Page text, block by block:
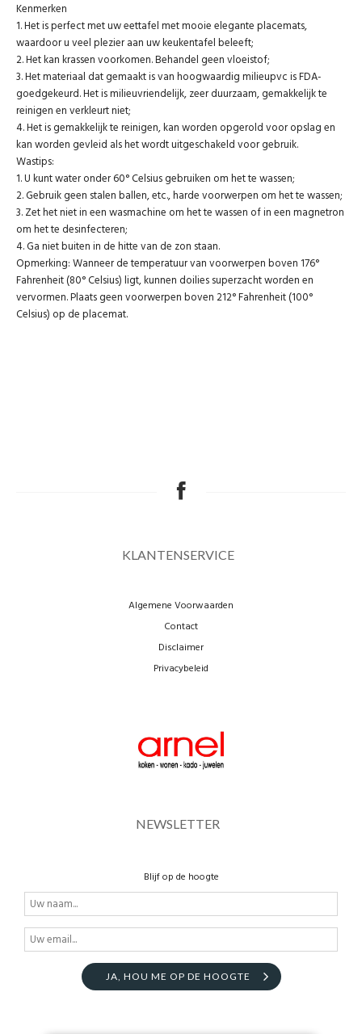
Kenmerken
1. Het is perfect met uw eettafel met mooie elegante placemats,
waardoor u veel plezier aan uw keukentafel beleeft;
2. Het kan krassen voorkomen. Behandel geen vloeistof;
3. Het materiaal dat gemaakt is van hoogwaardig milieupvc is FDA-
goedgekeurd. Het is milieuvriendelijk, zeer duurzaam, gemakkelijk te
reinigen en verkleurt niet;
4. Het is gemakkelijk te reinigen, kan worden opgerold voor opslag en
kan worden gevleid als het wordt uitgeschakeld voor gebruik.
Wastips:
1. U kunt water onder 60° Celsius gebruiken om het te wassen;
2. Gebruik geen stalen ballen, etc., harde voorwerpen om het te wassen;
3. Zet het niet in een wasmachine om het te wassen of in een magnetron
om het te desinfecteren;
4. Ga niet buiten in de hitte van de zon staan.
Opmerking: Wanneer de temperatuur van voorwerpen boven 176°
Fahrenheit (80° Celsius) ligt, kunnen doilies superzacht worden en
vervormen. Plaats geen voorwerpen boven 212° Fahrenheit (100°
Celsius) op de placemat.
KLANTENSERVICE
Algemene Voorwaarden
Contact
Disclaimer
Privacybeleid
NEWSLETTER
Blijf op de hoogte
JA, HOU ME OP DE HOOGTE